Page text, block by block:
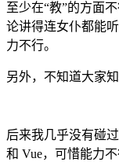
至少在“教”的方面
论讲得连女仆都能
力不行。
另外，不知道大家
后来我几乎没有碰
和 Vue，可惜能力不